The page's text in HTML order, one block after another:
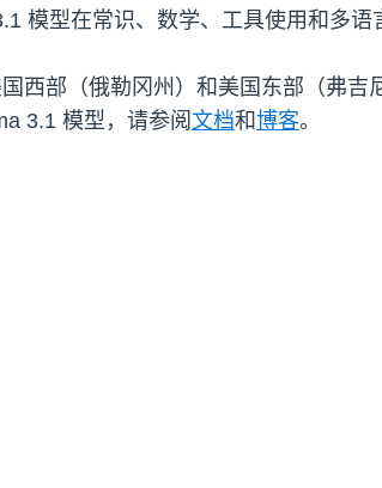
模型在常识、数学、工具使用和多语
西部（俄勒冈州）和美国东部（弗
3.1 模型，请参阅文档和博客。